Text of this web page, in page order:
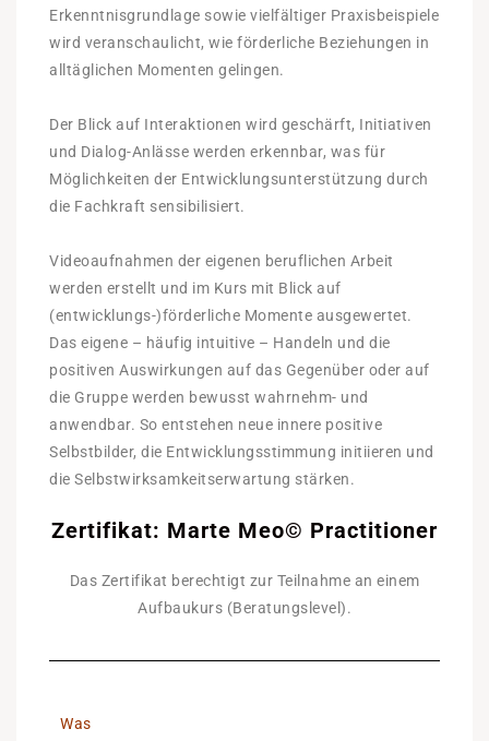
Erkenntnisgrundlage sowie vielfältiger Praxisbeispiele
wird veranschaulicht, wie förderliche Beziehungen in
alltäglichen Momenten gelingen.
Der Blick auf Interaktionen wird geschärft, Initiativen
und Dialog-Anlässe werden erkennbar, was für
Möglichkeiten der Entwicklungsunterstützung durch
die Fachkraft sensibilisiert.
Videoaufnahmen der eigenen beruflichen Arbeit
werden erstellt und im Kurs mit Blick auf
(entwicklungs-)förderliche Momente ausgewertet.
Das eigene – häufig intuitive – Handeln und die
positiven Auswirkungen auf das Gegenüber oder auf
die Gruppe werden bewusst wahrnehm- und
anwendbar. So entstehen neue innere positive
Selbstbilder, die Entwicklungsstimmung initiieren und
die Selbstwirksamkeitserwartung stärken.
Zertifikat: Marte Meo© Practitioner
Das Zertifikat berechtigt zur Teilnahme an einem
Aufbaukurs (Beratungslevel).
Was